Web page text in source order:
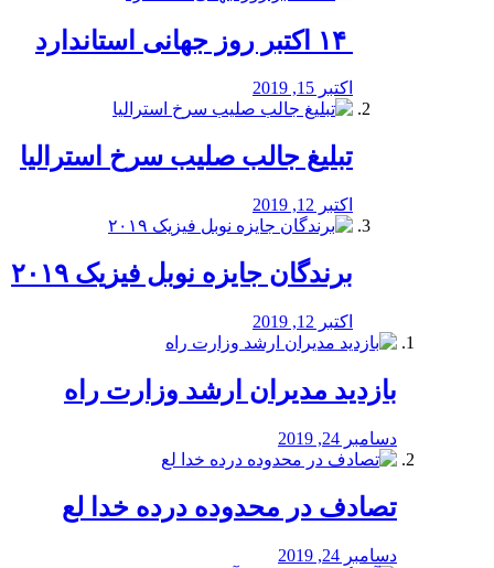
اکتبر 15, 2019
تبلیغ جالب صلیب سرخ استرالیا
اکتبر 12, 2019
برندگان جایزه نوبل فیزیک ۲۰۱۹
اکتبر 12, 2019
بازدید مدیران ارشد وزارت راه
دسامبر 24, 2019
تصادف در محدوده درده خدا لع
دسامبر 24, 2019